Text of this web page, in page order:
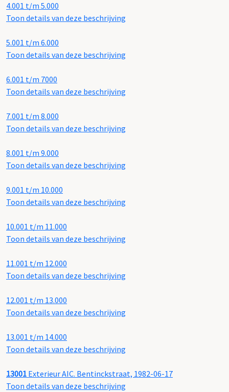
4.001 t/m 5.000
Toon details van deze beschrijving
5.001 t/m 6.000
Toon details van deze beschrijving
6.001 t/m 7000
Toon details van deze beschrijving
7.001 t/m 8.000
Toon details van deze beschrijving
8.001 t/m 9.000
Toon details van deze beschrijving
9.001 t/m 10.000
Toon details van deze beschrijving
10.001 t/m 11.000
Toon details van deze beschrijving
11.001 t/m 12.000
Toon details van deze beschrijving
12.001 t/m 13.000
Toon details van deze beschrijving
13.001 t/m 14.000
Toon details van deze beschrijving
13001 Exterieur AIC. Bentinckstraat, 1982-06-17
Toon details van deze beschrijving